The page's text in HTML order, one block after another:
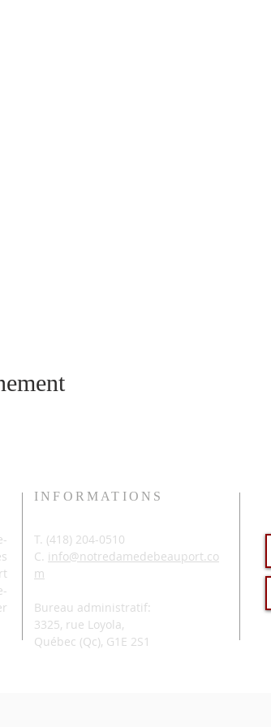
INFORMATIONS
T. (418) 204-0510
C. info@notredamedebeauport.co
m
Bureau administratif:
3325, rue Loyola,
Québec (Qc), G1E 2S1